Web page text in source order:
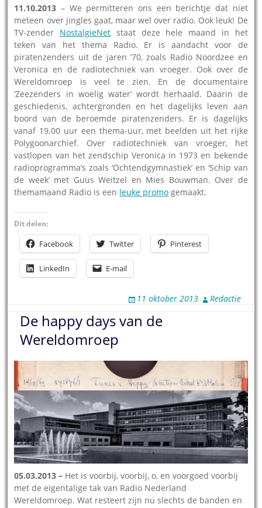
11.10.2013 – We permitteren ons een berichtje dat niet
meteen over jingles gaat, maar wel over radio. Ook leuk! De
TV-zender NostalgieNet staat deze hele maand in het
teken van het thema Radio. Er is aandacht voor de
piratenzenders uit de jaren ’70, zoals Radio Noordzee en
Veronica en de radiotechniek van vroeger. Ook over de
Wereldomroep is veel te zien. En de documentaire
‘Zeezenders in woelig water’ wordt herhaald. Daarin de
geschiedenis, achtergronden en het dagelijks leven aan
boord van de beroemde piratenzenders. Er is dagelijks
vanaf 19.00 uur een thema-uur, met beelden uit het rijke
Polygoonarchief. Over radiotechniek van vroeger, het
vastlopen van het zendschip Veronica in 1973 en bekende
radioprogramma’s zoals ‘Ochtendgymnastiek’ en ‘Schip van
de week’ met Guus Weitzel en Mies Bouwman. Over de
themamaand Radio is een leuke promo gemaakt.
Dit delen:
Facebook Twitter Pinterest
LinkedIn E-mail
11 oktober 2013 Redactie
De happy days van de
Wereldomroep
05.03.2013 – Het is voorbij, voorbij, o, en voorgoed voorbij
met de eigentalige tak van Radio Nederland
Wereldomroep. Wat resteert zijn nu slechts de banden en